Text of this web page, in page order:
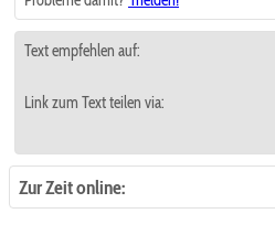
Text empfehlen auf:
Link zum Text teilen via:
Zur Zeit online: